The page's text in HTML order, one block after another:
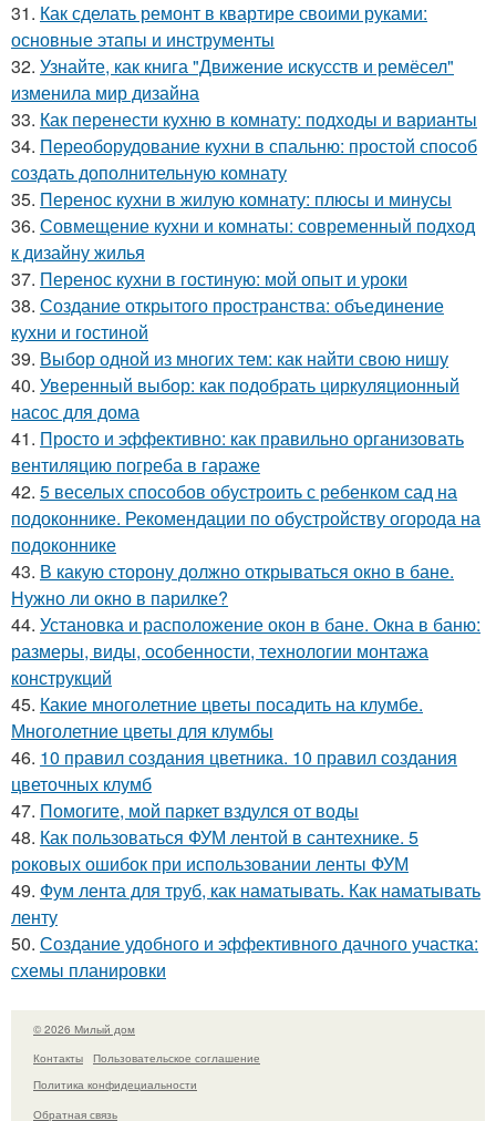
31. Как сделать ремонт в квартире своими руками:
основные этапы и инструменты
32. Узнайте, как книга "Движение искусств и ремёсел"
изменила мир дизайна
33. Как перенести кухню в комнату: подходы и варианты
34. Переоборудование кухни в спальню: простой способ
создать дополнительную комнату
35. Перенос кухни в жилую комнату: плюсы и минусы
36. Совмещение кухни и комнаты: современный подход
к дизайну жилья
37. Перенос кухни в гостиную: мой опыт и уроки
38. Создание открытого пространства: объединение
кухни и гостиной
39. Выбор одной из многих тем: как найти свою нишу
40. Уверенный выбор: как подобрать циркуляционный
насос для дома
41. Просто и эффективно: как правильно организовать
вентиляцию погреба в гараже
42. 5 веселых способов обустроить с ребенком сад на
подоконнике. Рекомендации по обустройству огорода на
подоконнике
43. В какую сторону должно открываться окно в бане.
Нужно ли окно в парилке?
44. Установка и расположение окон в бане. Окна в баню:
размеры, виды, особенности, технологии монтажа
конструкций
45. Какие многолетние цветы посадить на клумбе.
Многолетние цветы для клумбы
46. 10 правил создания цветника. 10 правил создания
цветочных клумб
47. Помогите, мой паркет вздулся от воды
48. Как пользоваться ФУМ лентой в сантехнике. 5
роковых ошибок при использовании ленты ФУМ
49. Фум лента для труб, как наматывать. Как наматывать
ленту
50. Создание удобного и эффективного дачного участка:
схемы планировки
© 2026 Милый дом
Контакты
Пользовательское соглашение
Политика конфидециальности
Обратная связь